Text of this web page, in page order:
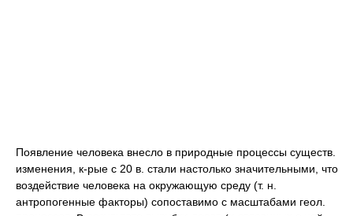
Появление человека внесло в природные процессы существ.
изменения, к-рые с 20 в. стали настолько значительными, что
воздействие человека на окружающую среду (т. н.
антропогенные факторы) сопоставимо с масштабами геол.